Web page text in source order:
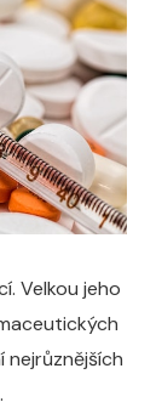
Velkou jeho
nejrůznějších